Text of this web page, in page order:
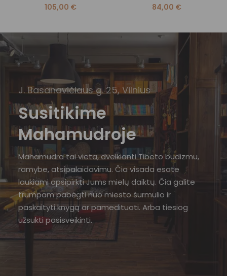
105,00 €
84,00 €
J. Basanavičiaus g. 25, Vilnius
Susitikime
Mahamudroje
Mahamudra tai vieta, dvelkianti Tibeto budizmu,
ramybe, atsipalaidavimu. Čia visada esate
laukiami apsipirkti Jums mielų daiktų. Čia galite
trumpam pabėgti nuo miesto šurmulio ir
paskaityti knygą ar pamedituoti. Arba tiesiog
užsukti pasisveikinti.